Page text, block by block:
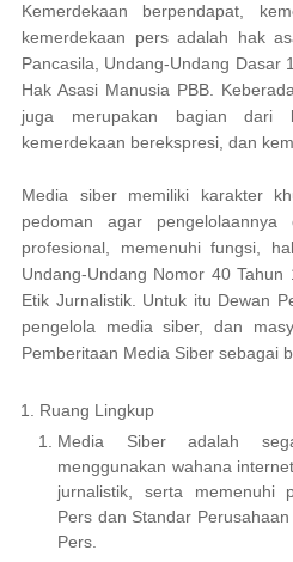
Kemerdekaan berpendapat,
kemerdekaan pers adalah hak
Pancasila, Undang-Undang Dasar
Hak Asasi Manusia PBB.
juga merupakan bagian dari
kemerdekaan berekspresi, dan
Media siber memiliki karakter
pedoman agar pengelolaannya
profesional, memenuhi fungsi,
Undang-Undang Nomor 40
Etik Jurnalistik. Untuk itu Dewan
pengelola media siber, dan
Pemberitaan Media Siber sebagai
Ruang Lingkup
Media Siber adalah
menggunakan wahana
jurnalistik, serta memenuhi
Pers dan Standar
Pers.